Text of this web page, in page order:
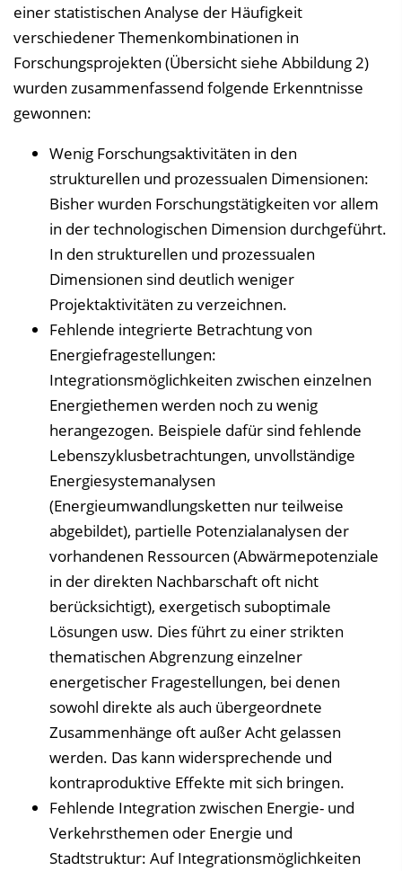
einer statistischen Analyse der Häufigkeit
verschiedener Themenkombinationen in
Forschungsprojekten (Übersicht siehe Abbildung 2)
wurden zusammenfassend folgende Erkenntnisse
gewonnen:
Wenig Forschungsaktivitäten in den
strukturellen und prozessualen Dimensionen:
Bisher wurden Forschungstätigkeiten vor allem
in der technologischen Dimension durchgeführt.
In den strukturellen und prozessualen
Dimensionen sind deutlich weniger
Projektaktivitäten zu verzeichnen.
Fehlende integrierte Betrachtung von
Energiefragestellungen:
Integrationsmöglichkeiten zwischen einzelnen
Energiethemen werden noch zu wenig
herangezogen. Beispiele dafür sind fehlende
Lebenszyklusbetrachtungen, unvollständige
Energiesystemanalysen
(Energieumwandlungsketten nur teilweise
abgebildet), partielle Potenzialanalysen der
vorhandenen Ressourcen (Abwärmepotenziale
in der direkten Nachbarschaft oft nicht
berücksichtigt), exergetisch suboptimale
Lösungen usw. Dies führt zu einer strikten
thematischen Abgrenzung einzelner
energetischer Fragestellungen, bei denen
sowohl direkte als auch übergeordnete
Zusammenhänge oft außer Acht gelassen
werden. Das kann widersprechende und
kontraproduktive Effekte mit sich bringen.
Fehlende Integration zwischen Energie- und
Verkehrsthemen oder Energie und
Stadtstruktur: Auf Integrationsmöglichkeiten